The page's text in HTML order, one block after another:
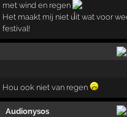
met wind en regen
Het maakt mij niet uit wat voor
festival!
Hou ook niet van regen
Audionysos